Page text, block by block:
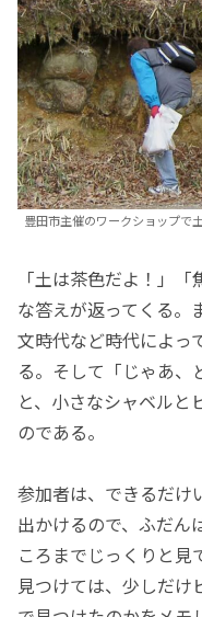
豊田市主催のワークショップで
「土は茶色だよ！」
な答えが返ってくる。
文時代など時代によっ
る。そして「じゃあ、
と、小さなシャベルと
のである。
参加者は、できるだけ
出かけるので、ふだん
ころまでじっくりと見
見つけては、少しだけ